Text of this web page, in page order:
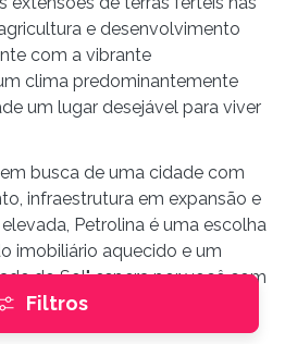
Filtros
e desenvolvimento
com a vibrante
clima predominantemente
um lugar desejável para viver
busca de uma cidade com
infraestrutura em expansão e
Petrolina é uma escolha
imobiliário aquecido e um
do Sol" espera por você com
explorar.